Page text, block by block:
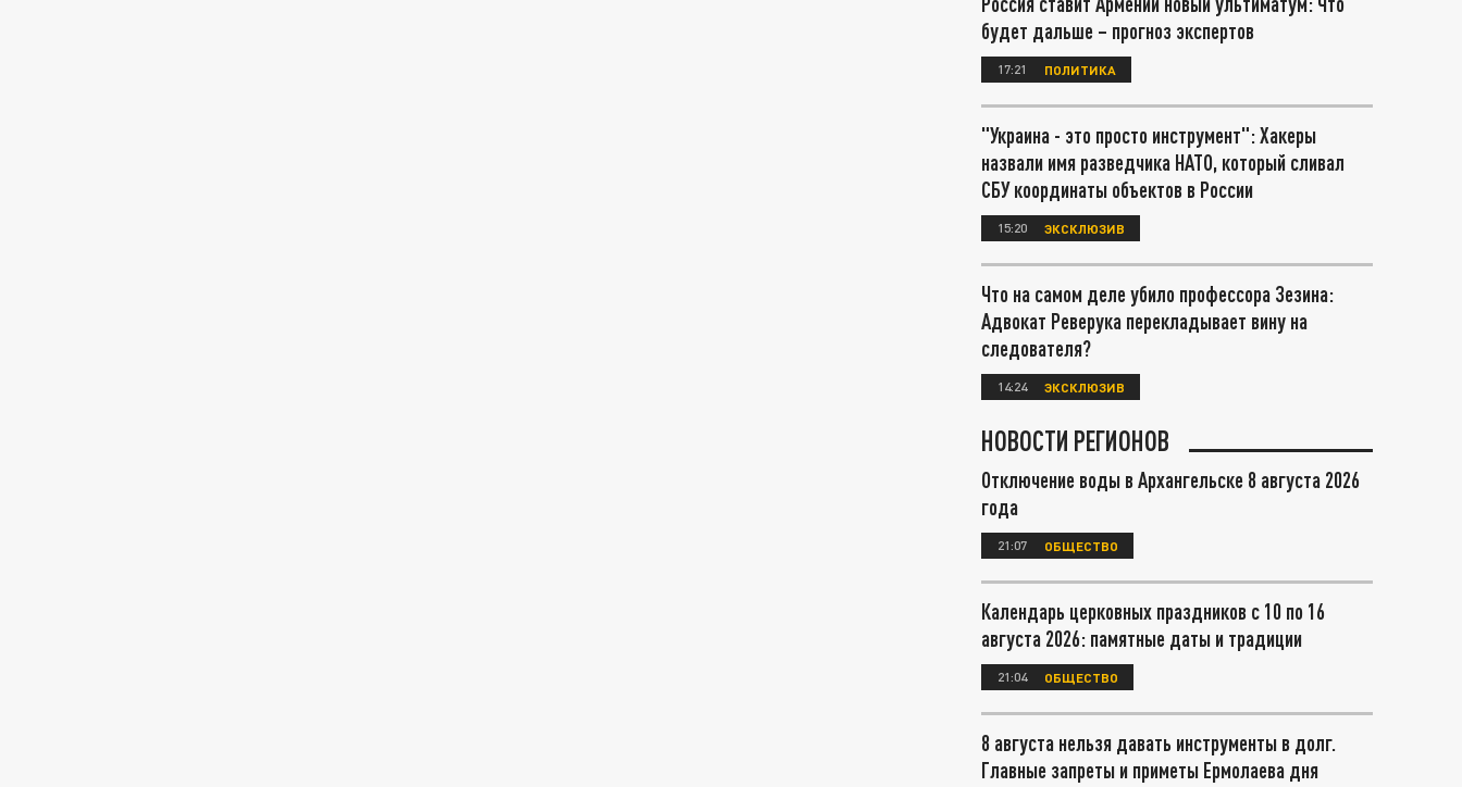
будет дальше – прогноз экспертов
17:21 ПОЛИТИКА
"Украина - это просто инструмент": Хакеры
назвали имя разведчика НАТО, который сливал
СБУ координаты объектов в России
15:20 ЭКСКЛЮЗИВ
Что на самом деле убило профессора Зезина:
Адвокат Реверука перекладывает вину на
следователя?
14:24 ЭКСКЛЮЗИВ
НОВОСТИ РЕГИОНОВ
Отключение воды в Архангельске 8 августа 2026
года
21:07 ОБЩЕСТВО
Календарь церковных праздников с 10 по 16
августа 2026: памятные даты и традиции
21:04 ОБЩЕСТВО
8 августа нельзя давать инструменты в долг.
Главные запреты и приметы Ермолаева дня